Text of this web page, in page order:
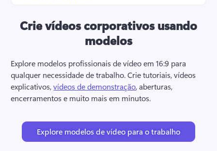
Crie vídeos corporativos usando
modelos
Explore modelos profissionais de vídeo em 16:9 para
qualquer necessidade de trabalho. Crie tutoriais, vídeos
explicativos, vídeos de demonstração, aberturas,
encerramentos e muito mais em minutos.
Explore modelos de vídeo para o trabalho